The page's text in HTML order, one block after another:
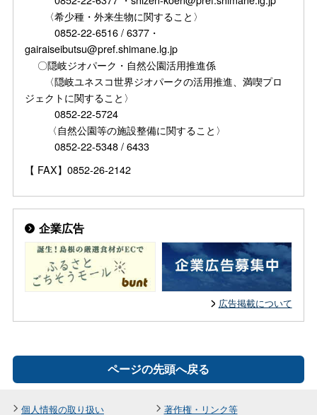
〈希少種・外来生物に関すること〉
0852-22-6516 / 6377・
gairaiseibutsu@pref.shimane.lg.jp
〇隠岐ジオパーク・自然公園活用推進係
〈隠岐ユネスコ世界ジオパークの活用推進、満喫プロ
ジェクトに関すること〉
0852-22-5724
〈自然公園等の施設整備に関すること〉
0852-22-5348 / 6433
【 FAX】0852-26-2142
企業広告
広告掲載について
ページの先頭へ戻る
個人情報の取り扱い 著作権・リンク等